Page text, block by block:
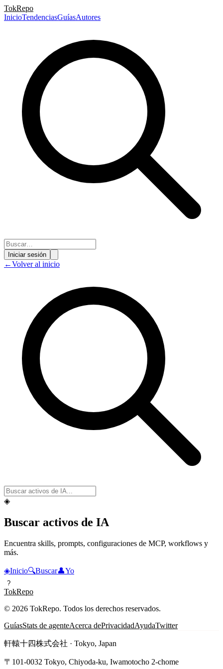
TokRepo
InicioTendenciasGuíasAutores
Iniciar sesión
←Volver al inicio
◈
Buscar activos de IA
Encuentra skills, prompts, configuraciones de MCP, workflows y
más.
◈Inicio🔍Buscar👤Yo
?
TokRepo
© 2026 TokRepo. Todos los derechos reservados.
GuíasStats de agenteAcerca dePrivacidadAyudaTwitter
軒轅十四株式会社 · Tokyo, Japan
〒101-0032 Tokyo, Chiyoda-ku, Iwamotocho 2-chome